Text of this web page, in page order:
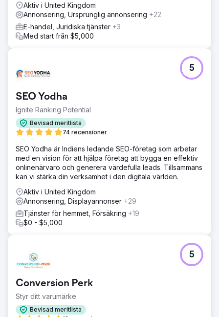
Aktiv i United Kingdom
Annonsering, Ursprunglig annonsering +22
E-handel, Juridiska tjänster +3
Med start från $5,000
SEO Yodha
Ignite Ranking Potential
Bevisad meritlista
74 recensioner
5
SEO Yodha är Indiens ledande SEO-företag som arbetar
med en vision för att hjälpa företag att bygga en effektiv
onlinenärvaro och generera värdefulla leads. Tillsammans
kan vi stärka din verksamhet i den digitala världen.
Aktiv i United Kingdom
Annonsering, Displayannonser +29
Tjänster för hemmet, Försäkring +19
$0 - $5,000
Conversion Perk
Styr ditt varumärke
Bevisad meritlista
5